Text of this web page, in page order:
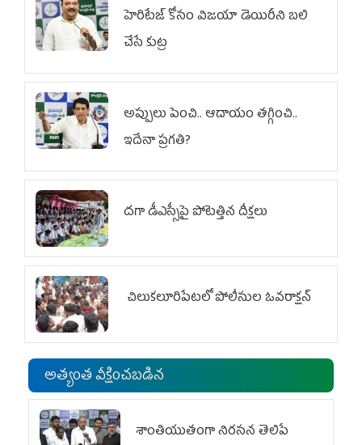
హెరిటేజ్ కోసం విజయా డెయిరీని బలి
చేసే కుట్ర‌
అప్పులు పెంచి.. ఆదాయం తగ్గించి..
ఇదేనా ప్రగతి?
దగా డీఎస్సీపై పోటెత్తిన దీక్షలు
చిలుక‌లూరిపేట‌లో పోలీసుల ఓవ‌రాక్ష‌న్‌
అత్యంత వీక్షించబడిన
శాంతియుతంగా నిరసన తెలిపే